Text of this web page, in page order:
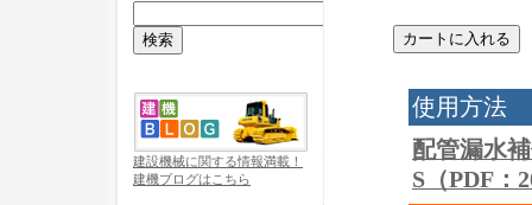
建設機械に関する情報満載！
建機ブログはこちら
使用方法
配管漏水
S（PDF：